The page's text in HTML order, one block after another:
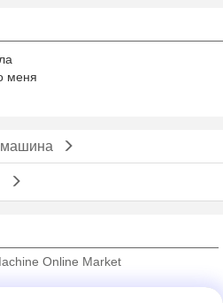
меня
машина
Online Market